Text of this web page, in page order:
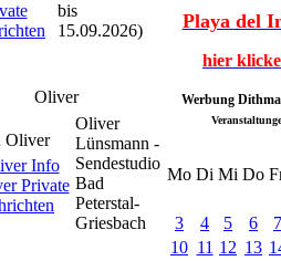
bis
15.09.2026)
Oliver
Oliver
Lünsmann -
Sendestudio
Bad
Peterstal-
Griesbach
Playa del
hier
Werbung
Mo Di Mi Do
3 4 5 6
7
10 11 12 13